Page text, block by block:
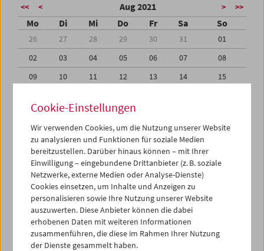
<< < Aug 2021 > >>
Mo Di Mi Do Fr Sa So
26 27 28 29 30 31
01
02
03 04 05 06 07
08
09
10 11 12 13 14
15
23
24 25 26
30
31 01 02 03 04 05
iCalender
Programmheft-PDF
English language or subtitles
Cookie-Einstellungen
Wir verwenden Cookies, um die Nutzung unserer Website
zu analysieren und Funktionen für soziale Medien
bereitzustellen. Darüber hinaus können – mit Ihrer
Einwilligung – eingebundene Drittanbieter (z. B. soziale
Netzwerke, externe Medien oder Analyse-Dienste)
Cookies einsetzen, um Inhalte und Anzeigen zu
personalisieren sowie Ihre Nutzung unserer Website
auszuwerten. Diese Anbieter können die dabei
erhobenen Daten mit weiteren Informationen
zusammenführen, die diese im Rahmen Ihrer Nutzung
der Dienste gesammelt haben.